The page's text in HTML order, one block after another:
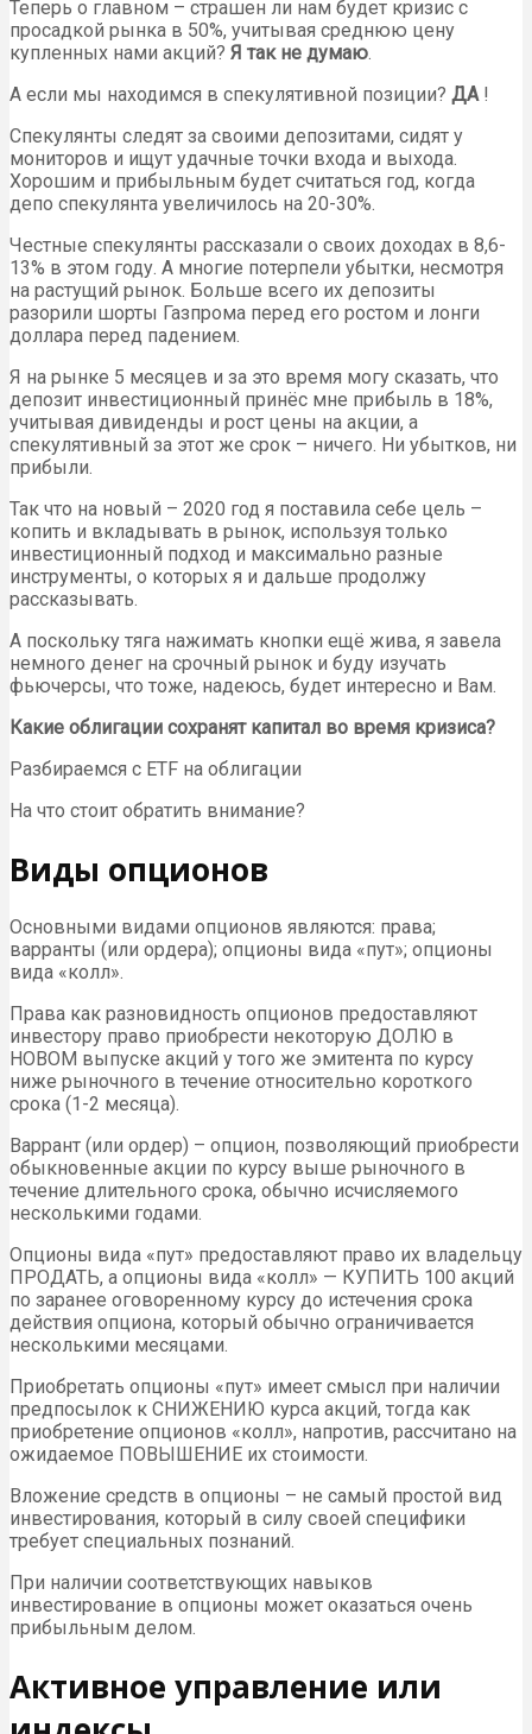
Теперь о главном – страшен ли нам будет кризис с
просадкой рынка в 50%, учитывая среднюю цену
купленных нами акций? Я так не думаю.
А если мы находимся в спекулятивной позиции? ДА!
Спекулянты следят за своими депозитами, сидят у
мониторов и ищут удачные точки входа и выхода.
Хорошим и прибыльным будет считаться год, когда
депо спекулянта увеличилось на 20-30%.
Честные спекулянты рассказали о своих доходах в 8,6-
13% в этом году. А многие потерпели убытки, несмотря
на растущий рынок. Больше всего их депозиты
разорили шорты Газпрома перед его ростом и лонги
доллара перед падением.
Я на рынке 5 месяцев и за это время могу сказать, что
депозит инвестиционный принёс мне прибыль в 18%,
учитывая дивиденды и рост цены на акции, а
спекулятивный за этот же срок – ничего. Ни убытков, ни
прибыли.
Так что на новый – 2020 год я поставила себе цель –
копить и вкладывать в рынок, используя только
инвестиционный подход и максимально разные
инструменты, о которых я и дальше продолжу
рассказывать.
А поскольку тяга нажимать кнопки ещё жива, я завела
немного денег на срочный рынок и буду изучать
фьючерсы, что тоже, надеюсь, будет интересно и Вам.
Какие облигации сохранят капитал во время кризиса?
Разбираемся с ETF на облигации
На что стоит обратить внимание?
Виды опционов
Основными видами опционов являются: права;
варранты (или ордера); опционы вида «пут»; опционы
вида «колл».
Права как разновидность опционов предоставляют
инвестору право приобрести некоторую ДОЛЮ в
НОВОМ выпуске акций у того же эмитента по курсу
ниже рыночного в течение относительно короткого
срока (1-2 месяца).
Варрант (или ордер) – опцион, позволяющий приобрести
обыкновенные акции по курсу выше рыночного в
течение длительного срока, обычно исчисляемого
несколькими годами.
Опционы вида «пут» предоставляют право их владельцу
ПРОДАТЬ, а опционы вида «колл» — КУПИТЬ 100 акций
по заранее оговоренному курсу до истечения срока
действия опциона, который обычно ограничивается
несколькими месяцами.
Приобретать опционы «пут» имеет смысл при наличии
предпосылок к СНИЖЕНИЮ курса акций, тогда как
приобретение опционов «колл», напротив, рассчитано на
ожидаемое ПОВЫШЕНИЕ их стоимости.
Вложение средств в опционы – не самый простой вид
инвестирования, который в силу своей специфики
требует специальных познаний.
При наличии соответствующих навыков
инвестирование в опционы может оказаться очень
прибыльным делом.
Активное управление или